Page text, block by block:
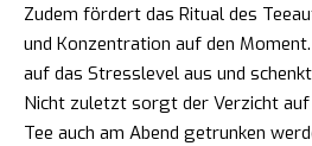
Zudem fördert das Ritual des
und Konzentration auf den
auf das Stresslevel aus und
Nicht zuletzt sorgt der Verzicht
Tee auch am Abend getrunken